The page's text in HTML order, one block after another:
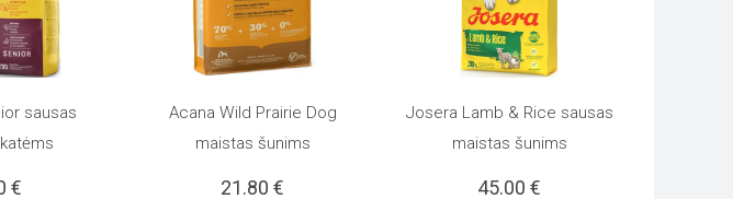
This
sausas
€
PASIRINKTI SAVYBES This
Acana Wild Prairie Dog
maistas šunims
21.80 €
Į KREPŠELĮ
Josera Lamb & Rice sausas
maistas šunims
45.00 €